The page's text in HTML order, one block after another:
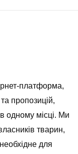
платформа,
пропозицій,
одному місці. Ми
тварин,
для